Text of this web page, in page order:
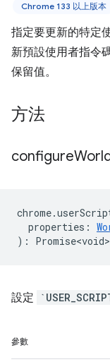
Chrome 133 以上版本
指定要更新的特定
新預設使用者指令
保留值。
方法
configure
chrome.
properties :
) : Promise<void>
設定
參數